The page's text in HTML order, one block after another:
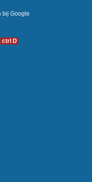
bij Google
ctrl D